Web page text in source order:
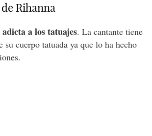
Rihanna
a los tatuajes. La cantante tiene
su cuerpo tatuada ya que lo ha hecho